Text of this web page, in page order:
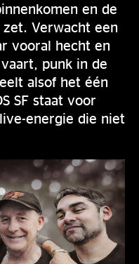
en de
Verwacht een
vooral hecht en
punk in de
alsof het één
SF staat voor
energie die niet